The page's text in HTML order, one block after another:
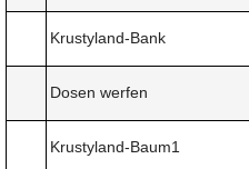
Krustyland-Bank
Dosen werfen
Krustyland-Baum1